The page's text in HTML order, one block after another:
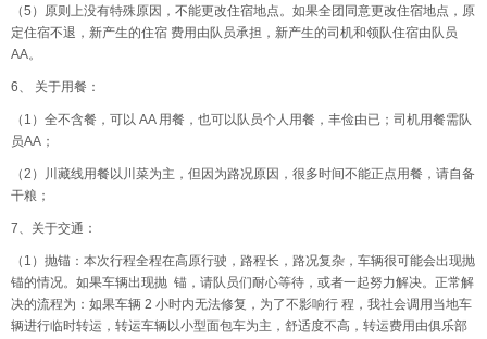
（5）原则上没有特殊原因，不能更改住宿地点。如果全团同意更改住宿地点，原
定住宿不退，新产生的住宿 费用由队员承担，新产生的司机和领队住宿由队员
AA。
6、 关于用餐：
（1）全不含餐，可以 AA 用餐，也可以队员个人用餐，丰俭由已；司机用餐需队
员AA；
（2）川藏线用餐以川菜为主，但因为路况原因，很多时间不能正点用餐，请自备
干粮；
7、关于交通：
（1）抛锚：本次行程全程在高原行驶，路程长，路况复杂，车辆很可能会出现抛
锚的情况。如果车辆出现抛 锚，请队员们耐心等待，或者一起努力解决。正常解
决的流程为：如果车辆 2 小时内无法修复，为了不影响行 程，我社会调用当地车
辆进行临时转运，转运车辆以小型面包车为主，舒适度不高，转运费用由俱乐部